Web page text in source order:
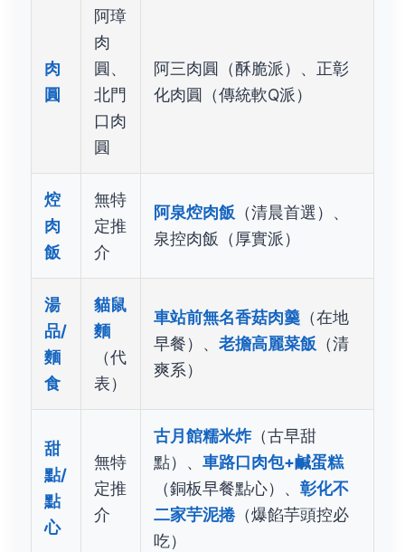
肉
圓
阿璋
肉
圓、
北門
口肉
圓
阿三肉圓（酥脆派）、正彰
化肉圓（傳統軟Q派）
焢
肉
飯
無特
定推
介
阿泉焢肉飯 （清晨首選）、
泉控肉飯（厚實派）
湯
品/
麵
食
貓鼠
麵
（代
表）
車站前無名香菇肉羹（在地
早餐）、 老擔高麗菜飯 （清
爽系）
甜
點/
點
心
無特
定推
介
古月館糯米炸（古早甜
點）、 車路口肉包+鹹蛋糕
（銅板早餐點心）、 彰化不
二家芋泥捲（爆餡芋頭控必
吃）